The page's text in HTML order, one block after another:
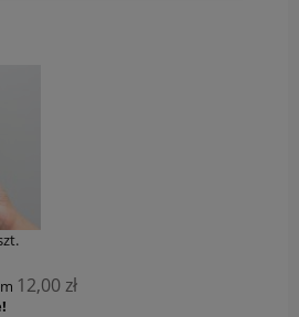
12,00 zł